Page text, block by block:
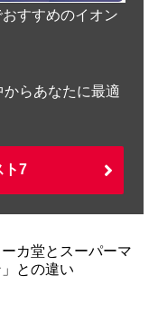
すすめのイオン
らあなたに最適
ト7
カ堂とスーパーマ
との違い